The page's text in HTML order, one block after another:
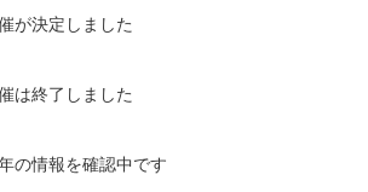
が決定しました
は終了しました
の情報を確認中です